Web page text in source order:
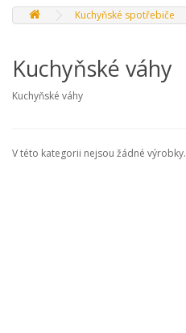
Kuchyňské spotřebiče
Kuchyňské váhy
Kuchyňské váhy
V této kategorii nejsou žádné výrobky.